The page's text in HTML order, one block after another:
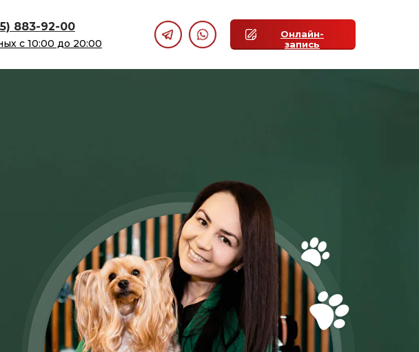
883-92-00
с 10:00 до 20:00
Онлайн-
запись